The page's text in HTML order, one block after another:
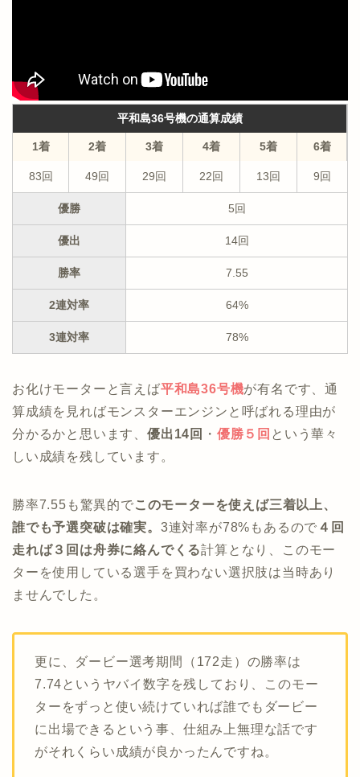
平和島36号機の通算成績
1着 2着 3着 4着 5着 6着
83回 49回 29回 22回 13回 9回
優勝 5回
優出 14回
勝率 7.55
2連対率 64%
3連対率 78%
お化けモーターと言えば平和島36号機が有名です、通
算成績を見ればモンスターエンジンと呼ばれる理由が
分かるかと思います、 優出14回 ・ 優勝５回 という華々
しい成績を残しています。
勝率7.55も驚異的でこのモーターを使えば三着以上、
誰でも予選突破は確実。 3連対率が78%もあるので ４回
走れば３回は舟券に絡んでくる計算となり、このモー
ターを使用している選手を買わない選択肢は当時あり
ませんでした。
更に、ダービー選考期間（172走）の勝率は
7.74というヤバイ数字を残しており、このモー
ターをずっと使い続けていれば誰でもダービー
に出場できるという事、仕組み上無理な話です
がそれくらい成績が良かったんですね。